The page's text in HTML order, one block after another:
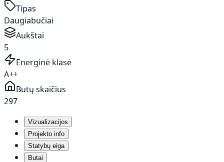
Tipas
Daugiabučiai
Aukštai
5
Energinė klasė
A++
Butų skaičius
297
Vizualizacijos
Projekto info
Statybų eiga
Butai